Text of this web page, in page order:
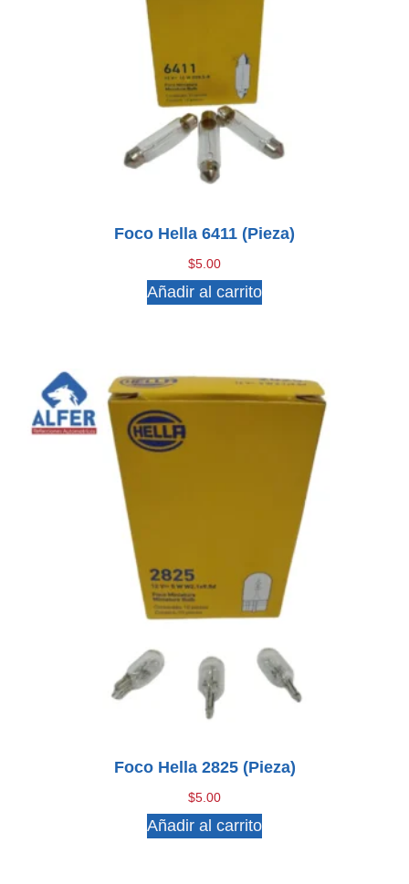
Foco Hella 6411 (pieza)
$5.00
Añadir al carrito
Foco Hella 2825 (pieza)
$5.00
Añadir al carrito